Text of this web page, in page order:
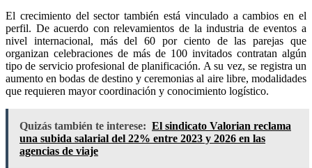
El crecimiento del sector también está vinculado a cambios en el
perfil. De acuerdo con relevamientos de la industria de eventos a
nivel internacional, más del 60 por ciento de las parejas que
organizan celebraciones de más de 100 invitados contratan algún
tipo de servicio profesional de planificación. A su vez, se registra un
aumento en bodas de destino y ceremonias al aire libre, modalidades
que requieren mayor coordinación y conocimiento logístico.
Quizás también te interese: El sindicato Valorian reclama
una subida salarial del 22% entre 2023 y 2026 en las
agencias de viaje